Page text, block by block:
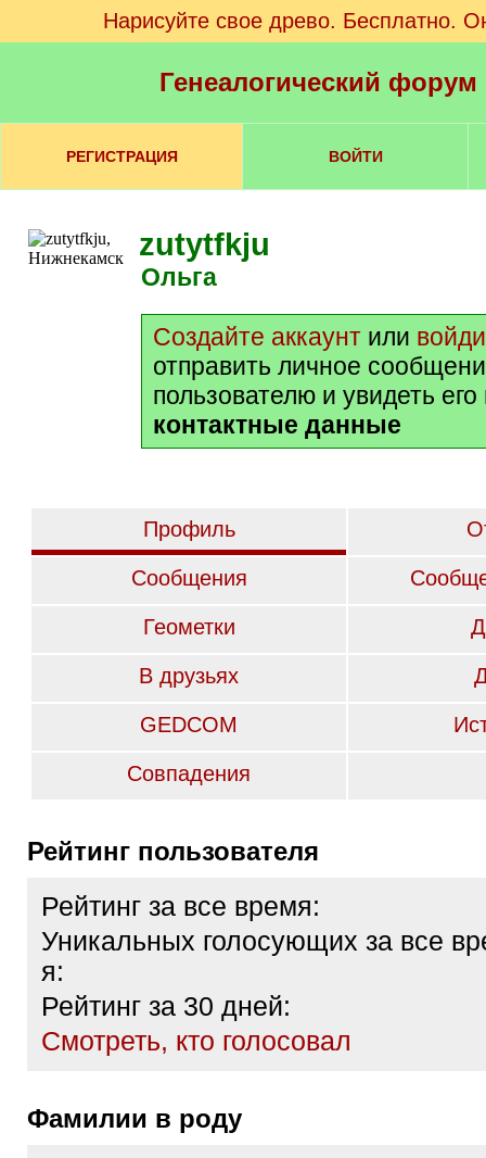
Нарисуйте свое древо. Бесплатно.
Генеалогический
РЕГИСТРАЦИЯ ВОЙТИ
zutytfkju
Ольга
Создайте аккаунт или
отправить личное
пользователю и увидеть
контактные данные
Профиль
Сообщения
Геометки
В друзьях
GEDCOM
Совпадения
Рейтинг пользователя
Рейтинг за все время:
Уникальных голосующих за все
я:
Рейтинг за 30 дней:
Cмотреть, кто голосовал
Фамилии в роду